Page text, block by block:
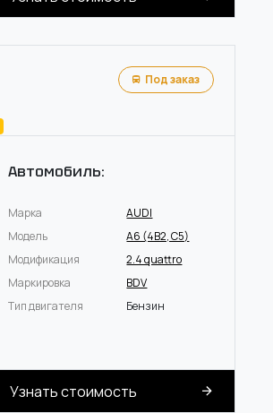
Под заказ
Автомобиль:
Марка
AUDI
Модель
A6 (4B2, C5)
Модификация
2.4 quattro
Маркировка
BDV
Тип двигателя
Бензин
Узнать стоимость